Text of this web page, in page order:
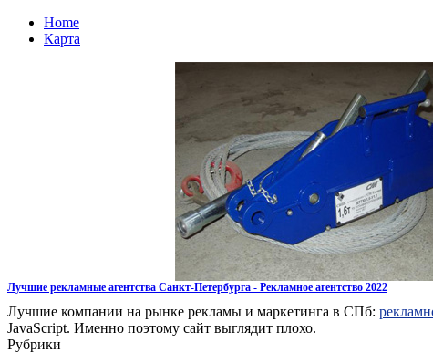
Home
Карта
Лучшие рекламные агентства Санкт-Петербурга - Рекламное агентство 2022
Лучшие компании на рынке рекламы и маркетинга в СПб:
JavaScript. Именно поэтому сайт выглядит плохо.
Рубрики